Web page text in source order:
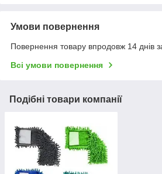
Умови повернення
Повернення товару впродовж 14 днів
Всі умови повернення
Подібні товари компанії